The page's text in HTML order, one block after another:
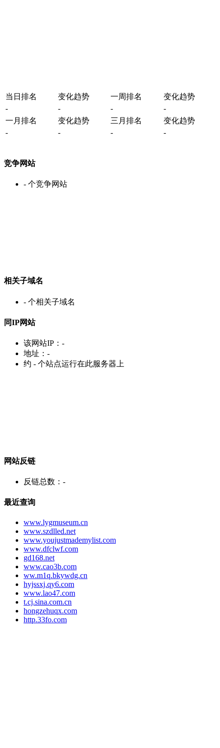
当日排名 变化趋势 一周排名
变化趋势
-
- -
-
一月排名
变化趋势 三月排名
变化趋势
-
- - -
竞争网站
- 个竞争网站
相关子域名
- 个相关子域名
同IP网站
该网站IP： -
地址： -
约 - 个站点运行在此服务器上
网站反链
反链总数： -
最近查询
www.lygmuseum.cn
www.szdlled.net
www.youjustmademylist.com
www.dfclwf.com
gd168.net
www.cao3b.com
ww.m1q.bkywdg.cn
hyjssxj.qy6.com
www.lao47.com
t.cj.sina.com.cn
hongzehuqx.com
http.33fo.com